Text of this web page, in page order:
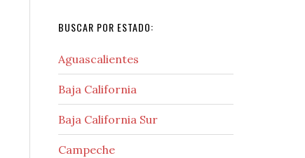
BUSCAR POR ESTADO:
Aguascalientes
Baja California
Baja California Sur
Campeche